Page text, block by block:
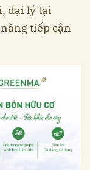
đại lý tại
tiếp cận